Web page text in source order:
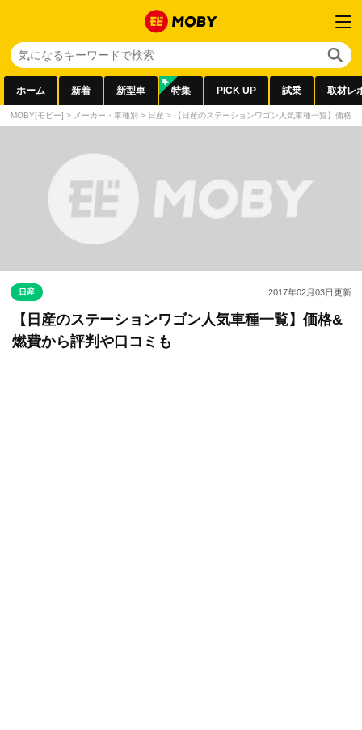
ホーム 新着 新型車 特集 PICK UP 試乗 取材レ
MOBY[モビー] > メーカー・車種別 > 日産 > 【日産のステーションワゴン人気車種一覧】価格&
日産 2017年02月03日更新
【日産のステーションワゴン人気車種一覧】価格&
燃費から評判や口コミも